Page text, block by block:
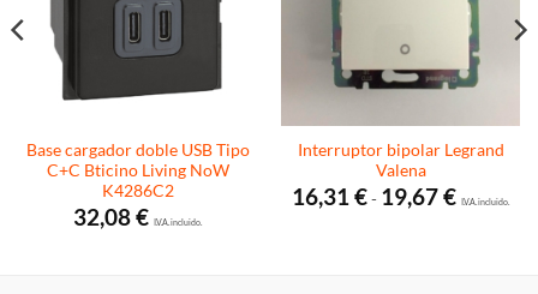
Base cargador doble USB Tipo
C+C Bticino Living NoW
K4286C2
32,08€ I.V.A. incluido.
Interruptor bipolar Legrand
Valena
16,31€- 19,67€Rango
de
I.V.A. incluido.